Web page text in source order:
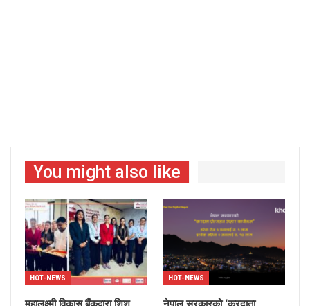
You might also like
HOT-NEWS HOT-NEWS